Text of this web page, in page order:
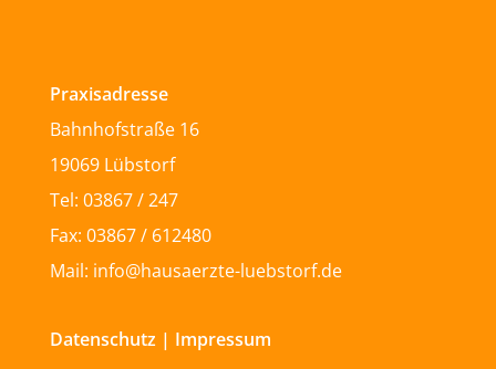
Praxisadresse
Bahnhofstraße 16
19069 Lübstorf
Tel: 03867 / 247
Fax: 03867 / 612480
Mail: info@hausaerzte-luebstorf.de
Datenschutz | Impressum